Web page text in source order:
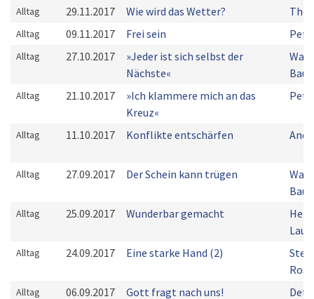
Alltag 29.11.2017 Wie wird das Wetter?
Alltag 09.11.2017 Frei sein
Alltag 27.10.2017
»Jeder ist sich selbst der
Nächste«
Alltag 21.10.2017
»Ich klammere mich an das
Kreuz«
Alltag 11.10.2017 Konflikte entschärfen
Alltag 27.09.2017 Der Schein kann trügen
Alltag 25.09.2017 Wunderbar gemacht
Alltag 24.09.2017 Eine starke Hand (2)
Alltag 06.09.2017 Gott fragt nach uns!